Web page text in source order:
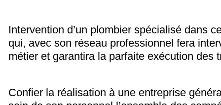
Intervention d’un plombier spécialisé dans
qui, avec son réseau professionnel fera
métier et garantira la parfaite exécution des
Confier la réalisation à une entreprise